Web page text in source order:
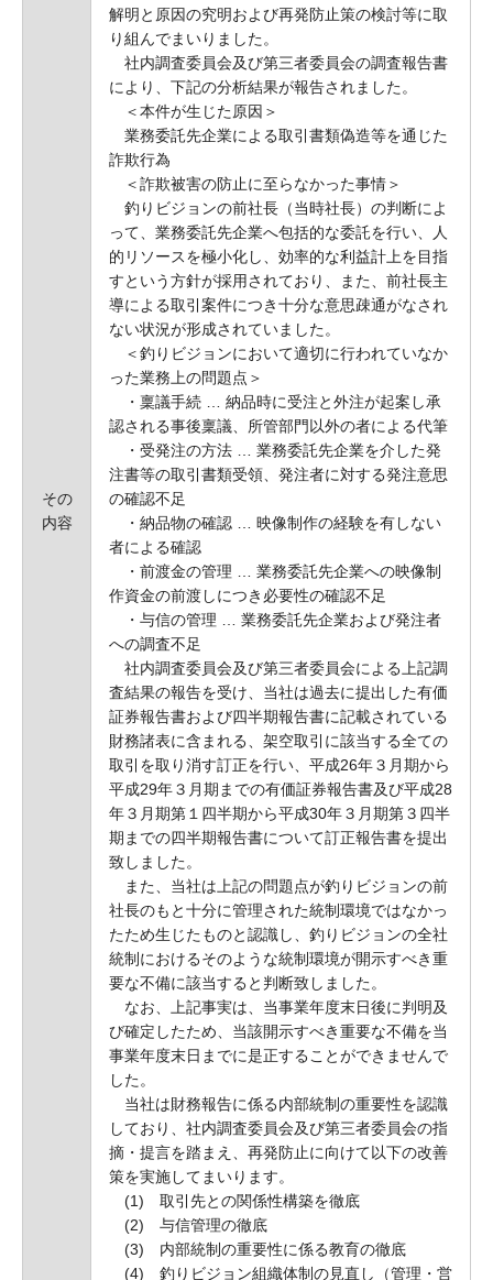
その
内容
解明と原因の究明および再発防止策の検討等に取
り組んでまいりました。
社内調査委員会及び第三者委員会の調査報告書
により、下記の分析結果が報告されました。
＜本件が生じた原因＞
業務委託先企業による取引書類偽造等を通じた
詐欺行為
＜詐欺被害の防止に至らなかった事情＞
釣りビジョンの前社長（当時社長）の判断によ
って、業務委託先企業へ包括的な委託を行い、人
的リソースを極小化し、効率的な利益計上を目指
すという方針が採用されており、また、前社長主
導による取引案件につき十分な意思疎通がなされ
ない状況が形成されていました。
＜釣りビジョンにおいて適切に行われていなか
った業務上の問題点＞
・稟議手続 … 納品時に受注と外注が起案し承
認される事後稟議、所管部門以外の者による代筆
・受発注の方法 … 業務委託先企業を介した発
注書等の取引書類受領、発注者に対する発注意思
の確認不足
・納品物の確認 … 映像制作の経験を有しない
者による確認
・前渡金の管理 … 業務委託先企業への映像制
作資金の前渡しにつき必要性の確認不足
・与信の管理 … 業務委託先企業および発注者
への調査不足
社内調査委員会及び第三者委員会による上記調
査結果の報告を受け、当社は過去に提出した有価
証券報告書および四半期報告書に記載されている
財務諸表に含まれる、架空取引に該当する全ての
取引を取り消す訂正を行い、平成26年３月期から
平成29年３月期までの有価証券報告書及び平成28
年３月期第１四半期から平成30年３月期第３四半
期までの四半期報告書について訂正報告書を提出
致しました。
また、当社は上記の問題点が釣りビジョンの前
社長のもと十分に管理された統制環境ではなかっ
たため生じたものと認識し、釣りビジョンの全社
統制におけるそのような統制環境が開示すべき重
要な不備に該当すると判断致しました。
なお、上記事実は、当事業年度末日後に判明及
び確定したため、当該開示すべき重要な不備を当
事業年度末日までに是正することができませんで
した。
当社は財務報告に係る内部統制の重要性を認識
しており、社内調査委員会及び第三者委員会の指
摘・提言を踏まえ、再発防止に向けて以下の改善
策を実施してまいります。
(1) 取引先との関係性構築を徹底
(2) 与信管理の徹底
(3) 内部統制の重要性に係る教育の徹底
(4) 釣りビジョン組織体制の見直し（管理・営